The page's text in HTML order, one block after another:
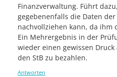
Finanzverwaltung. Führt
gegebenenfalls die Daten
nachvollziehen kann, da ihm
Ein Mehrergebnis in der
wieder einen gewissen
den StB zu bezahlen.
Antworten